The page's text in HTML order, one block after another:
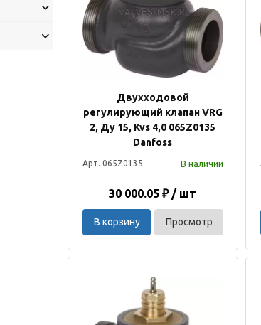
Двухходовой
регулирующий клапан VRG
2, Ду 15, Kvs 4,0 065Z0135
Danfoss
Арт. 065Z0135 В наличии
30 000.05 ₽ / шт
В корзину Просмотр